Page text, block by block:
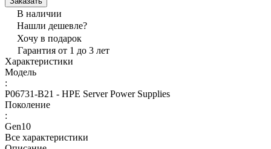
В наличии
Нашли дешевле?
Хочу в подарок
Гарантия от 1 до 3 лет
Характеристики
Модель
:
P06731-B21 - HPE Server Power Supplies
Поколение
:
Gen10
Все характеристики